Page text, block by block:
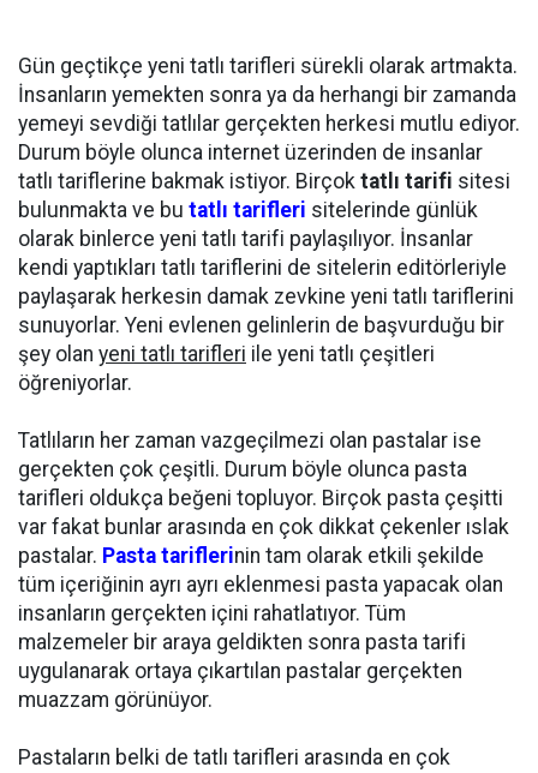
Gün geçtikçe yeni tatlı tarifleri sürekli olarak artmakta.
İnsanların yemekten sonra ya da herhangi bir zamanda
yemeyi sevdiği tatlılar gerçekten herkesi mutlu ediyor.
Durum böyle olunca internet üzerinden de insanlar
tatlı tariflerine bakmak istiyor. Birçok tatlı tarifi sitesi
bulunmakta ve bu tatlı tarifleri sitelerinde günlük
olarak binlerce yeni tatlı tarifi paylaşılıyor. İnsanlar
kendi yaptıkları tatlı tariflerini de sitelerin editörleriyle
paylaşarak herkesin damak zevkine yeni tatlı tariflerini
sunuyorlar. Yeni evlenen gelinlerin de başvurduğu bir
şey olan yeni tatlı tarifleri ile yeni tatlı çeşitleri
öğreniyorlar.
Tatlıların her zaman vazgeçilmezi olan pastalar ise
gerçekten çok çeşitli. Durum böyle olunca pasta
tarifleri oldukça beğeni topluyor. Birçok pasta çeşitti
var fakat bunlar arasında en çok dikkat çekenler ıslak
pastalar. Pasta tariflerinin tam olarak etkili şekilde
tüm içeriğinin ayrı ayrı eklenmesi pasta yapacak olan
insanların gerçekten içini rahatlatıyor. Tüm
malzemeler bir araya geldikten sonra pasta tarifi
uygulanarak ortaya çıkartılan pastalar gerçekten
muazzam görünüyor.
Pastaların belki de tatlı tarifleri arasında en çok